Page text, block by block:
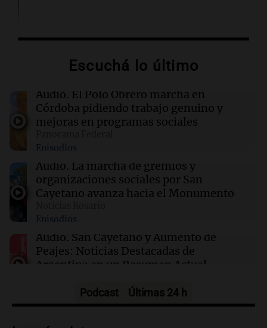
Abelardo De la Espriella asume la presidencia
10:06 Tecnología
Un tribunal de Nuevo México ordena a Meta
pagar $567 millones por seguridad infantil
10:04 Tecnología
Todo lo que debes saber sobre TechCrunch
Disrupt 2026: guía para fundadores
Vale Márquez lanzó “Pierdo el control”, su
versión de la canción de Teddy Swims
Escuchá lo último
Audio. El Polo Obrero marcha en
Córdoba pidiendo trabajo genuino y
mejoras en programas sociales
Episodios
Audio. La marcha de gremios y
organizaciones sociales por San
Cayetano avanza hacia el Monumento
Episodios
Audio. San Cayetano y Aumento de
Peajes: Noticias Destacadas de
Argentina en un Resumen Actual
Audio.Lewandowski contra el Gobierno:
Podcast Últimas 24 h